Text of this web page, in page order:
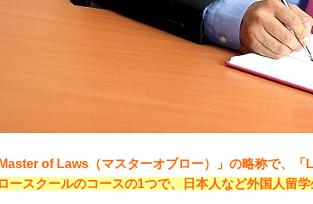
of Laws（マスターオブロー）」の略称で、
ースクールのコースの1つで、日本人など外国人留学